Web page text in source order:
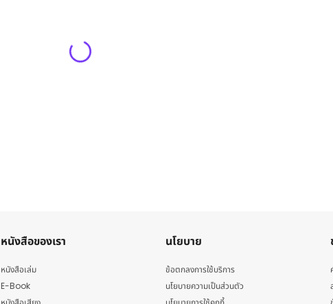
หนังสือของเรา
หนังสือเล่ม
E-Book
นโยบาย
ข้อตกลงการใช้บริการ
นโยบายความเป็นส่วนตัว